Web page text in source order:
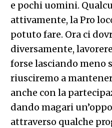
e pochi uomini.
attivamente, la Pro
potuto fare. Ora ci
diversamente,
forse lasciando meno
riusciremo a
anche con la
dando magari
attraverso qualche